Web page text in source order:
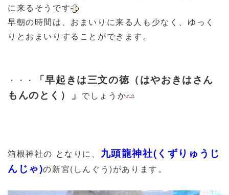
に来るそうです
早朝の時間は、おまいりに来る人も少なく、ゆっく
りとおまいりすることができます。
・・・
「早起きは三文の徳（はやおきはさん
もんのとく）」 でしょうか
箱根神社の となりに、 九頭龍神社(くずりゅうじ
んじゃ)の新宮(しんぐう)があります。